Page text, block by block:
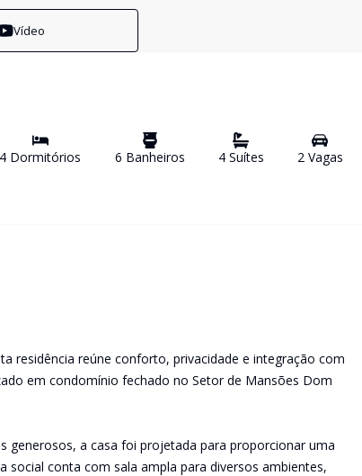
Vídeo
4 Dormitórios 6 Banheiros 4Suítes 2Vagas
residência reúne conforto, privacidade e integração com
em condomínio fechado no Setor de Mansões Dom
generosos, a casa foi projetada para proporcionar uma
social conta com sala ampla para diversos ambientes,